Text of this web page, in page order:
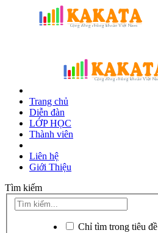
Trang chủ
Diễn đàn
LỚP HỌC
Thành viên
Liên hệ
Giới Thiệu
Tìm kiếm
Chỉ tìm trong tiêu đề